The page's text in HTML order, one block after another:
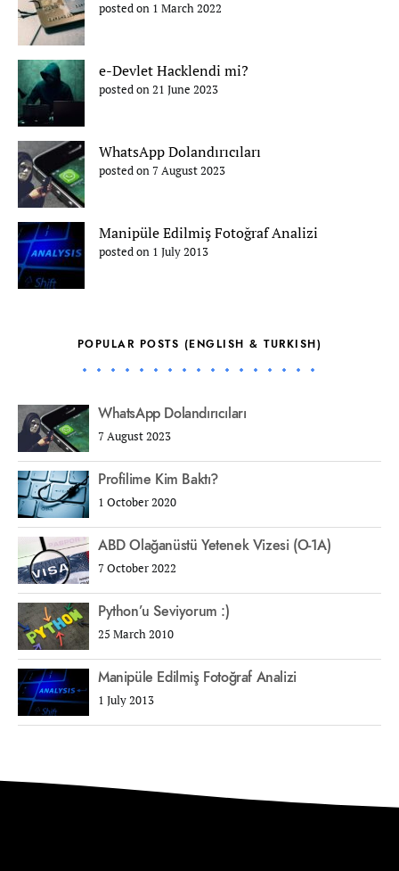
posted on 1 March 2022
e-Devlet Hacklendi mi?
posted on 21 June 2023
WhatsApp Dolandırıcıları
posted on 7 August 2023
Manipüle Edilmiş Fotoğraf Analizi
posted on 1 July 2013
POPULAR POSTS (ENGLISH & TURKISH)
WhatsApp Dolandırıcıları
7 August 2023
Profilime Kim Baktı?
1 October 2020
ABD Olağanüstü Yetenek Vizesi (O-1A)
7 October 2022
Python’u Seviyorum :)
25 March 2010
Manipüle Edilmiş Fotoğraf Analizi
1 July 2013